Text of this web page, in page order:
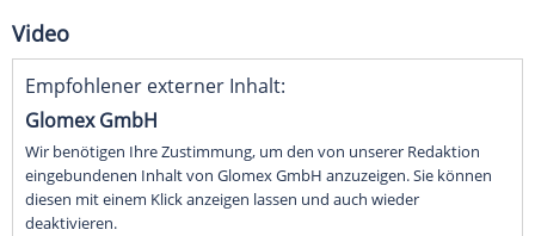
Video
Empfohlener externer Inhalt:
Glomex GmbH
Wir benötigen Ihre Zustimmung, um den von unserer Redaktion
eingebundenen Inhalt von Glomex GmbH anzuzeigen. Sie können
diesen mit einem Klick anzeigen lassen und auch wieder
deaktivieren.